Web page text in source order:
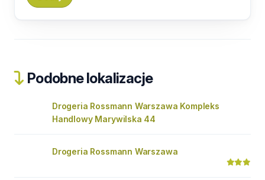
Podobne lokalizacje
Drogeria Rossmann Warszawa Kompleks
Handlowy Marywilska 44
Drogeria Rossmann Warszawa